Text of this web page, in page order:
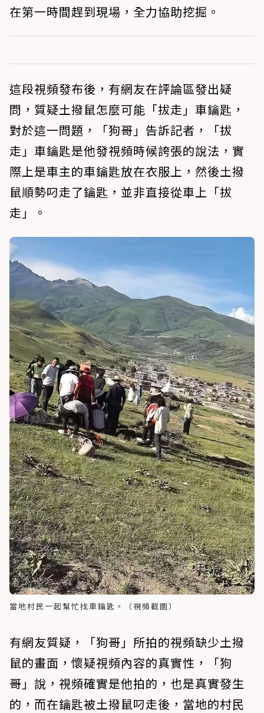
在第一時間趕到現場，全力協助挖掘。
這段視頻發布後，有網友在評論區發出疑
問，質疑土撥鼠怎麼可能「拔走」車鑰匙，
對於這一問題，「狗哥」告訴記者，「拔
走」車鑰匙是他發視頻時候誇張的說法，實
際上是車主的車鑰匙放在衣服上，然後土撥
鼠順勢叼走了鑰匙，並非直接從車上「拔
走」。
當地村民一起幫忙找車鑰匙。（視頻截圖）
有網友質疑，「狗哥」所拍的視頻缺少土撥
鼠的畫面，懷疑視頻內容的真實性，「狗
哥」說，視頻確實是他拍的，也是真實發生
的，而在鑰匙被土撥鼠叼走後，當地的村民